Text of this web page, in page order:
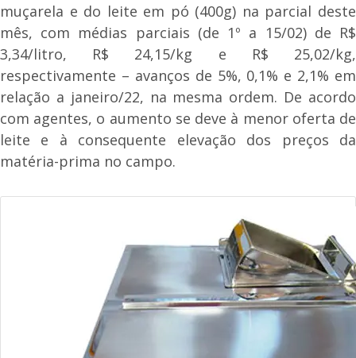
muçarela e do leite em pó (400g) na parcial deste
mês, com médias parciais (de 1º a 15/02) de R$
3,34/litro, R$ 24,15/kg e R$ 25,02/kg,
respectivamente – avanços de 5%, 0,1% e 2,1% em
relação a janeiro/22, na mesma ordem. De acordo
com agentes, o aumento se deve à menor oferta de
leite e à consequente elevação dos preços da
matéria-prima no campo.